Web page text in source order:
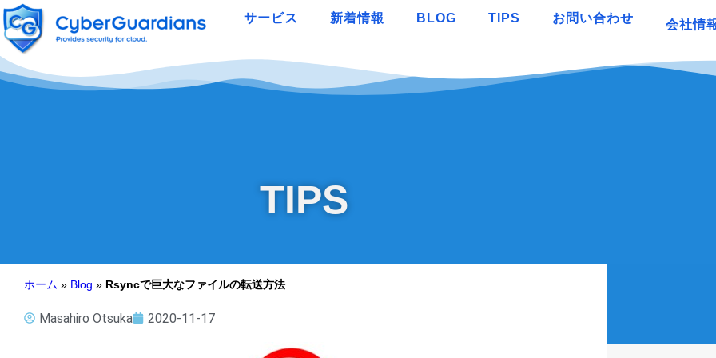
サービス 新着情報 BLOG TIPS お問い合わせ 会社情
TIPS
ホーム » Blog » Rsyncで巨大なファイルの転送方法
Masahiro Otsuka 2020-11-17